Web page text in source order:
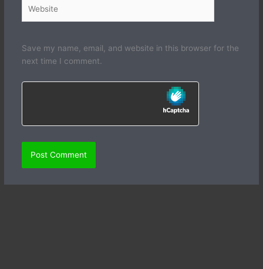
Save my name, email, and website in this browser for the
next time I comment.